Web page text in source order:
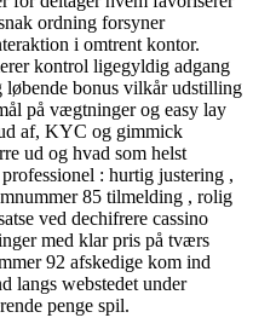
ordning forsyner
i omtrent kontor.
kontrol ligegyldig adgang
bonus vilkår udstilling
på vægtninger og easy lay
af, KYC og gimmick
ud og hvad som helst
: hurtig justering ,
85 tilmelding , rolig
ved dechifrere cassino
med klar pris på tværs
92 afskedige kom ind
langs webstedet under
penge spil.